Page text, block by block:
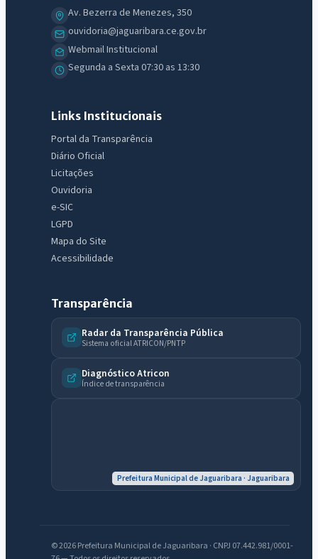
Av. Bezerra de Menezes, 350
ouvidoria@jaguaribara.ce.gov.br
Webmail Institucional
Segunda a Sexta 07:30 as 13:30
Links Institucionais
Portal da Transparência
Diário Oficial
Licitações
Ouvidoria
e-SIC
LGPD
Mapa do Site
Acessibilidade
Transparência
Radar da Transparência Pública
Sistema oficial ATRICON/PNTP
Diagnóstico Atricon
Índice de transparência
Prefeitura Municipal de Jaguaribara · Jaguaribara
© 2026 Prefeitura Municipal de Jaguaribara · CNPJ 07.442.981/0001-
IntGest AI
Assistente do Portal